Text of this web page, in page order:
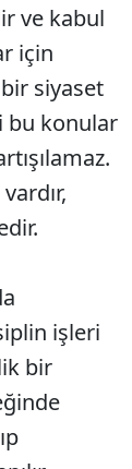
ve kabul
için
siyaset
bu konular
işleri
bir